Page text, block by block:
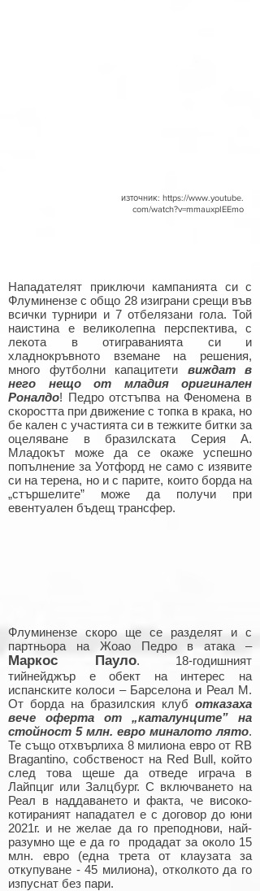
източник: https://www.youtube.
com/watch?v=mmauxpIEEmo
Нападателят приключи кампанията си с
Флуминензе с общо 28 изиграни срещи във
всички турнири и 7 отбелязани гола. Той
наистина е великолепна перспектива, с
лекота в отиграванията си и
хладнокръвното вземане на решения,
много футболни капацитети виждат в
него нещо от младия оригинален
Роналдо! Педро отстъпва на Феномена в
скоростта при движение с топка в крака, но
бе кален с участията си в тежките битки за
оцеляване в бразилската Серия А.
Младокът може да се окаже успешно
попълнение за Уотфорд не само с изявите
си на терена, но и с парите, които борда на
„стършелите” може да получи при
евентуален бъдещ трансфер.
Флуминензе скоро ще се разделят и с
партньора на Жоао Педро в атака –
Маркос Пауло. 18-годишният
тийнейджър е обект на интерес на
испанските колоси – Барселона и Реал М.
От борда на бразилския клуб отказаха
вече оферта от „каталунците” на
стойност 5 млн. евро миналото лято.
Те също отхвърлиха 8 милиона евро от RB
Bragantino, собственост на Red Bull, който
след това щеше да отведе играча в
Лайпциг или Залцбург. С включването на
Реал в наддаването и факта, че високо-
котираният нападател е с договор до юни
2021г. и не желае да го преподнови, най-
разумно ще е да го продадат за около 15
млн. евро (една трета от клаузата за
откупуване - 45 милиона), отколкото да го
изпуснат без пари.